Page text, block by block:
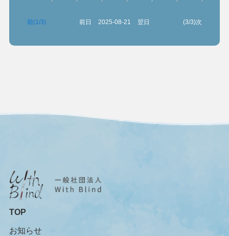
前(1/3) 前日 2025-08-21 翌日 (3/3)次
TOP
お知らせ